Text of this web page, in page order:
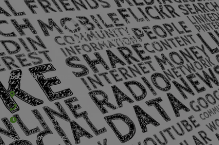
Sede Barra Mansa
Rua Rio Branco, nº107 (2º andar), Centro - Cep: 27.330-030
(24) 3323-2848 ou (24) 3323-2500
De segunda à sexta-feira , das 9h às 17h.
Sede Campestre: